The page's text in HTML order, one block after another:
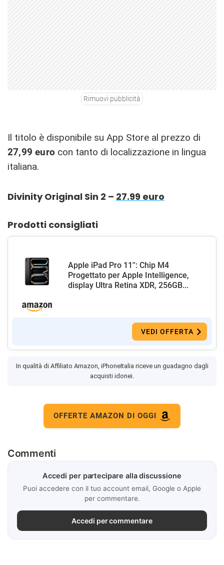
Rimuovi pubblicità
Il titolo è disponibile su App Store al prezzo di
27,99 euro con tanto di localizzazione in lingua
italiana.
Divinity Original Sin 2 – 27.99 euro
Prodotti consigliati
Apple iPad Pro 11'': Chip M4
Progettato per Apple Intelligence,
display Ultra Retina XDR, 256GB...
VEDI OFFERTA
In qualità di Affiliato Amazon, iPhoneItalia riceve un guadagno dagli
acquisti idonei.
OFFERTE AMAZON DI OGGI
Commenti
Accedi per partecipare alla discussione
Puoi accedere con il tuo account email, Google o Apple
per commentare.
Accedi per commentare